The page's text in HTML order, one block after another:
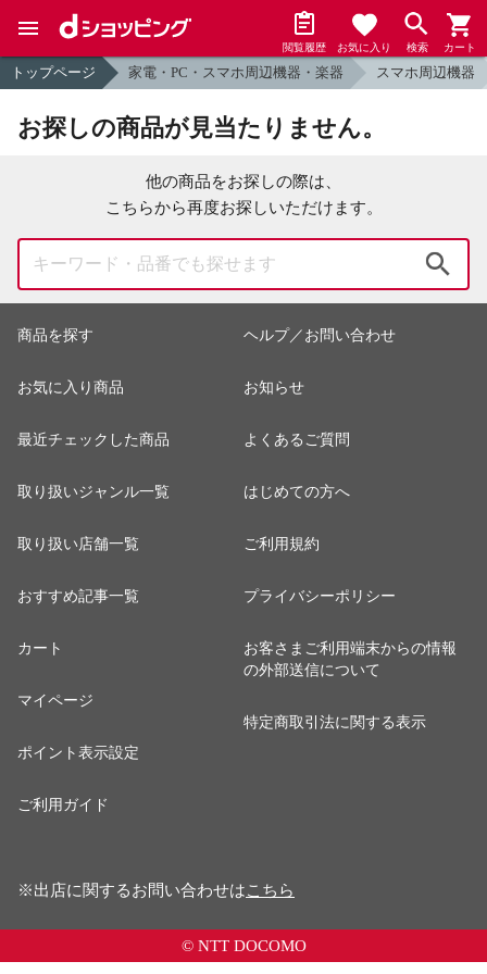
閲覧履歴 お気に入り 検索 カート
トップページ 家電・PC・スマホ周辺機器・楽器 スマホ周辺機器
お探しの商品が見当たりません。
他の商品をお探しの際は、
こちらから再度お探しいただけます。
商品を探す
お気に入り商品
最近チェックした商品
取り扱いジャンル一覧
取り扱い店舗一覧
おすすめ記事一覧
カート
マイページ
ポイント表示設定
ご利用ガイド
ヘルプ／お問い合わせ
お知らせ
よくあるご質問
はじめての方へ
ご利用規約
プライバシーポリシー
お客さまご利用端末からの情報
の外部送信について
特定商取引法に関する表示
※出店に関するお問い合わせはこちら
© NTT DOCOMO